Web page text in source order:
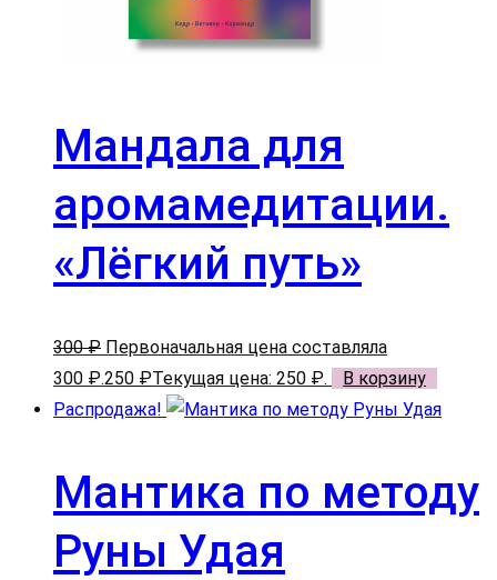
Мандала для
аромамедитации.
«Лёгкий путь»
300₽ Первоначальная цена составляла
300 ₽.250 ₽Текущая цена: 250 ₽.
В корзину
Распродажа!
Мантика по методу
Руны Удая